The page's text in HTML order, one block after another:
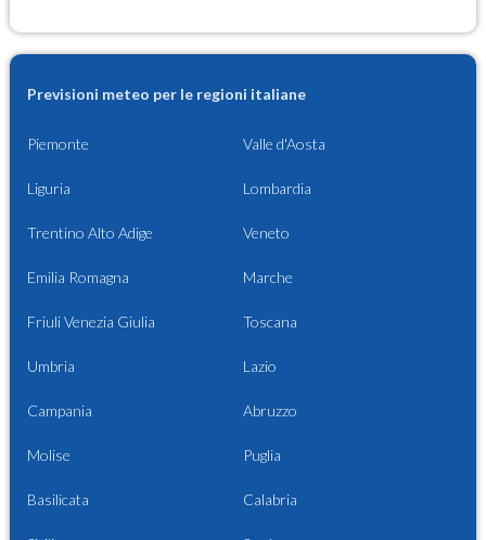
Previsioni meteo per le regioni italiane
Piemonte Valle d'Aosta
Liguria Lombardia
Trentino Alto Adige Veneto
Emilia Romagna Marche
Friuli Venezia Giulia Toscana
Umbria Lazio
Campania Abruzzo
Molise Puglia
Basilicata Calabria